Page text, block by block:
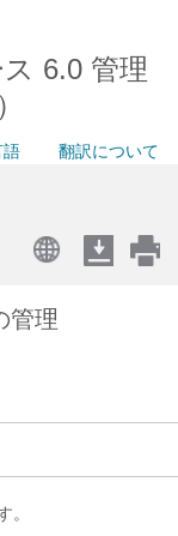
6.0 管理
語 翻訳について
管理
。